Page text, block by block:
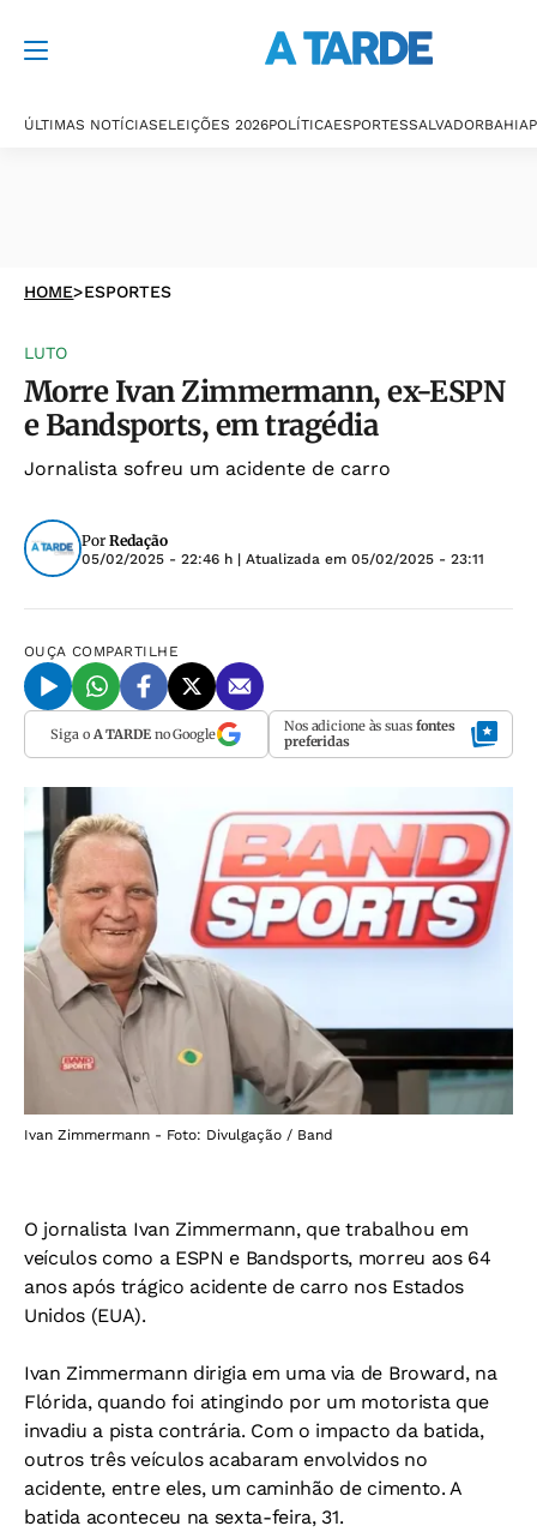
ÚLTIMAS NOTÍCIASELEIÇÕES 2026POLÍTICAESPORTESSALVADORBAHIA
HOME>ESPORTES
LUTO
Morre Ivan Zimmermann, ex-ESPN
e Bandsports, em tragédia
Jornalista sofreu um acidente de carro
Por Redação
05/02/2025 - 22:46 h | Atualizada em 05/02/2025 - 23:11
OUÇA COMPARTILHE
Siga o A TARDEno Google Nos adicione às suas fontes
preferidas
Ivan Zimmermann - Foto: Divulgação / Band
O jornalista Ivan Zimmermann, que trabalhou em
veículos como a ESPN e Bandsports, morreu aos 64
anos após trágico acidente de carro nos Estados
Unidos (EUA).
Ivan Zimmermann dirigia em uma via de Broward, na
Flórida, quando foi atingindo por um motorista que
invadiu a pista contrária. Com o impacto da batida,
outros três veículos acabaram envolvidos no
acidente, entre eles, um caminhão de cimento. A
batida aconteceu na sexta-feira, 31.